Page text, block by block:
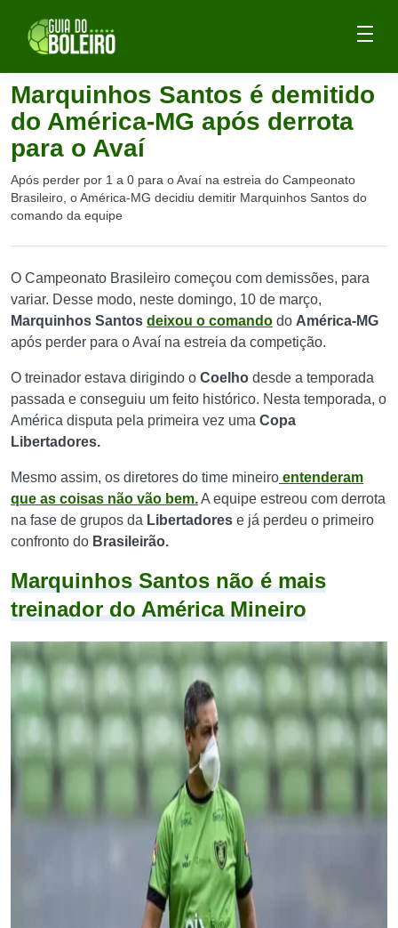
Marquinhos Santos é demitido
do América-MG após derrota
para o Avaí
Após perder por 1 a 0 para o Avaí na estreia do Campeonato
Brasileiro, o América-MG decidiu demitir Marquinhos Santos do
comando da equipe
O Campeonato Brasileiro começou com demissões, para
variar. Desse modo, neste domingo, 10 de março,
Marquinhos Santos deixou o comando do América-MG
após perder para o Avaí na estreia da competição.
O treinador estava dirigindo o Coelho desde a temporada
passada e conseguiu um feito histórico. Nesta temporada, o
América disputa pela primeira vez uma Copa
Libertadores.
Mesmo assim, os diretores do time mineiro entenderam
que as coisas não vão bem.A equipe estreou com derrota
na fase de grupos da Libertadores e já perdeu o primeiro
confronto do Brasileirão.
Marquinhos Santos não é mais
treinador do América Mineiro